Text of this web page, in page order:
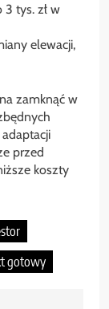
3 tys. zł w
elewacji,
zamknąć w
przed
koszty
gotowy